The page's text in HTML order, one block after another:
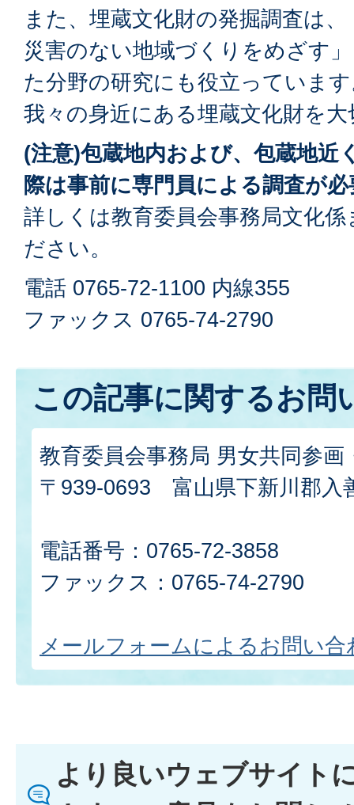
また、埋蔵文化財の発掘調査は
災害のない地域づくりをめざす
た分野の研究にも役立っていま
我々の身近にある埋蔵文化財を
(注意)包蔵地内および、包蔵地近
際は事前に専門員による調査が
詳しくは教育委員会事務局文化
ださい。
電話 0765-72-1100 内線355
ファックス 0765-74-2790
この記事に関するお問
教育委員会事務局 男女共同参画
〒939-0693 富山県下新川郡入
電話番号：0765-72-3858
ファックス：0765-74-2790
メールフォームによるお問い合
より良いウェブサイト